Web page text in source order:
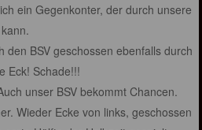
ein Gegenkonter, der durch unsere
den BSV geschossen ebenfalls durch
Eck! Schade!!!
unser BSV bekommt Chancen.
Wieder Ecke von links, geschossen